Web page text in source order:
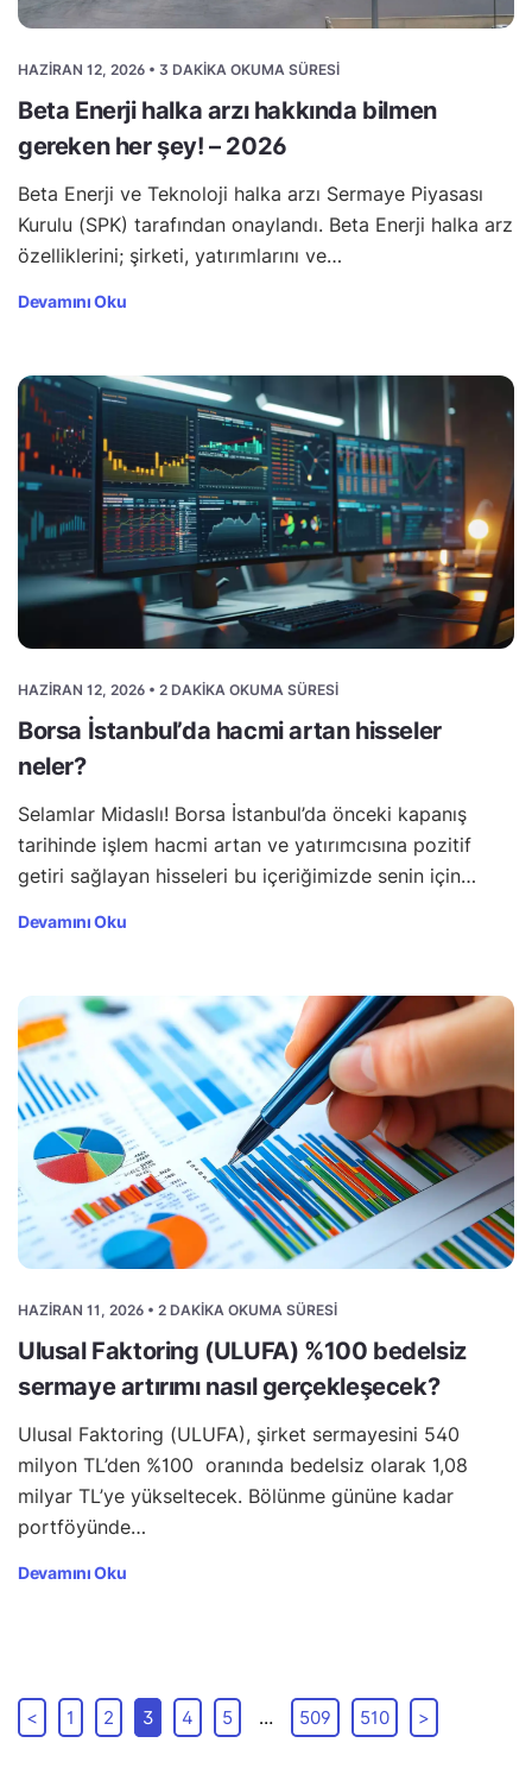
HAZIRAN 12, 2026 • 3 DAKIKA OKUMA SÜRESI
Beta Enerji halka arzı hakkında bilmen
gereken her şey! – 2026
Beta Enerji ve Teknoloji halka arzı Sermaye Piyasası
Kurulu (SPK) tarafından onaylandı. Beta Enerji halka arz
özelliklerini; şirketi, yatırımlarını ve…
Devamını Oku
HAZIRAN 12, 2026 • 2 DAKIKA OKUMA SÜRESI
Borsa İstanbul’da hacmi artan hisseler
neler?
Selamlar Midaslı! Borsa İstanbul’da önceki kapanış
tarihinde işlem hacmi artan ve yatırımcısına pozitif
getiri sağlayan hisseleri bu içeriğimizde senin için…
Devamını Oku
HAZIRAN 11, 2026 • 2 DAKIKA OKUMA SÜRESI
Ulusal Faktoring (ULUFA) %100 bedelsiz
sermaye artırımı nasıl gerçekleşecek?
Ulusal Faktoring (ULUFA), şirket sermayesini 540
milyon TL’den %100 oranında bedelsiz olarak 1,08
milyar TL’ye yükseltecek. Bölünme gününe kadar
portföyünde…
Devamını Oku
< 1 2 3 4 5 … 509 510 >